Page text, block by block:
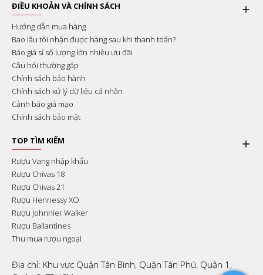
ĐIỀU KHOẢN VÀ CHÍNH SÁCH
Hướng dẫn mua hàng
Bao lâu tôi nhận được hàng sau khi thanh toán?
Báo giá sỉ số lượng lớn nhiều ưu đãi
Câu hỏi thường gặp
Chính sách bảo hành
Chính sách xử lý dữ liệu cá nhân
Cảnh báo giả mạo
Chính sách bảo mật
TOP TÌM KIẾM
Rượu Vang nhập khẩu
Rượu Chivas 18
Rượu Chivas 21
Rượu Hennessy XO
Rượu Johnnier Walker
Rượu Ballantines
Thu mua rượu ngoại
Địa chỉ: Khu vực Quận Tân Bình, Quận Tân Phú, Quận 1,